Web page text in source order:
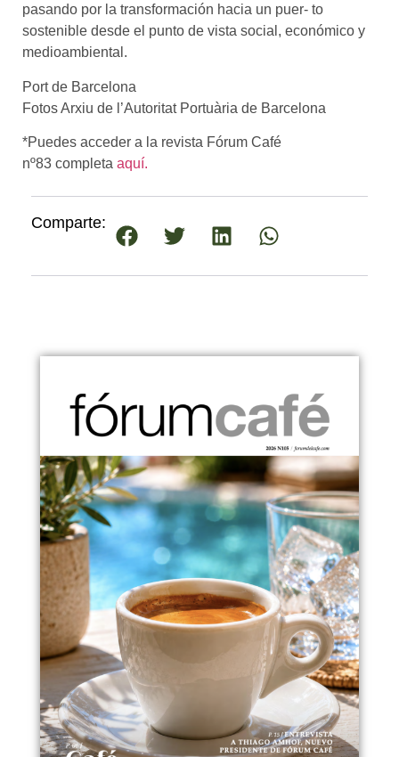
pasando por la transformación hacia un puer- to
sostenible desde el punto de vista social, económico y
medioambiental.
Port de Barcelona
Fotos Arxiu de l’Autoritat Portuària de Barcelona
*Puedes acceder a la revista Fórum Café
nº83 completa aquí.
Comparte: